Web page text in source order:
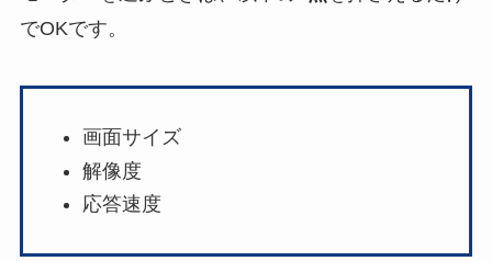
でOKです。
画面サイズ
解像度
応答速度